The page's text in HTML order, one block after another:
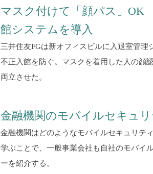
マスク付けて「顔パス」OK
館システムを導入
三井住友FGは新オフィスビルに入退室管
不正入館を防ぐ。マスクを着用した人の顔
両立させた。
金融機関のモバイルセキュ
金融機関はどのようなモバイルセキュリテ
学ぶことで、一般事業会社も自社のモバイ
ーを紹介する。